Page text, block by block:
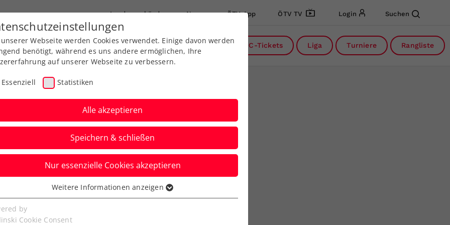
Landesverbände News ÖTV App ÖTV TV Login Suchen
Ausbildung Services Über uns DC-Tickets Liga Turniere Rangliste
erbt Nadals
Webseite werden Cookies verwendet. Einige davon werden
benötigt, während es uns andere ermöglichen, Ihre
auf unserer Webseite zu verbessern.
Essenziell Statistiken
Alle akzeptieren
Speichern & schließen
Nur essenzielle Cookies akzeptieren
Cookies werden für grundlegende Funktionen der
benötigt. Dadurch ist gewährleistet, dass die Webseite
Weitere Informationen anzeigen
by
Cookie Consent